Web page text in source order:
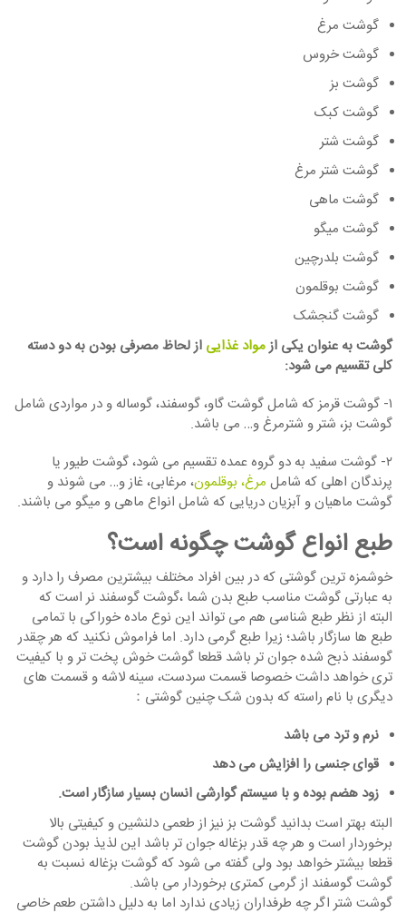
گوشت مرغ
گوشت خروس
گوشت بز
گوشت کبک
گوشت شتر
گوشت شتر مرغ
گوشت ماهی
گوشت میگو
گوشت بلدرچین
گوشت بوقلمون
گوشت گنجشک
گوشت به عنوان یکی ازمواد غذایی از لحاظ مصرفی بودن به دو دسته
کلی تقسیم می شود:
۱- گوشت قرمز که شامل گوشت گاو، گوسفند، گوساله و در مواردی شامل
گوشت بز، شتر و شترمرغ و… می باشد.
۲- گوشت سفید به دو گروه عمده تقسیم می شود، گوشت طیور یا
پرندگان اهلی که شامل مرغ، بوقلمون، مرغابی، غاز و… می شوند و
گوشت ماهیان و آبزیان دریایی که شامل انواع ماهی و میگو می باشند.
طبع انواع گوشت چگونه است؟
خوشمزه ترین گوشتی که در بین افراد مختلف بیشترین مصرف را دارد و
به عبارتی گوشت مناسب طبع بدن شما ،گوشت گوسفند نر است که
البته از نظر طبع شناسی هم می تواند این نوع ماده خوراکی با تمامی
طبع ها سازگار باشد؛ زیرا طبع گرمی دارد. اما فراموش نکنید که هر چقدر
گوسفند ذبح شده جوان تر باشد قطعا گوشت خوش پخت تر و با کیفیت
تری خواهد داشت خصوصا قسمت سردست، سینه لاشه و قسمت های
دیگری با نام راسته که بدون شک چنین گوشتی：
نرم و ترد می باشد
قوای جنسی را افزایش می دهد
زود هضم بوده و با سیستم گوارشی انسان بسیار سازگار است.
البته بهتر است بدانید گوشت بز نیز از طعمی دلنشین و کیفیتی بالا
برخوردار است و هر چه قدر بزغاله جوان تر باشد این لذیذ بودن گوشت
قطعا بیشتر خواهد بود ولی گفته می شود که گوشت بزغاله نسبت به
گوشت گوسفند از گرمی کمتری برخوردار می باشد.
گوشت شتر اگر چه طرفداران زیادی ندارد اما به دلیل داشتن طعم خاصی